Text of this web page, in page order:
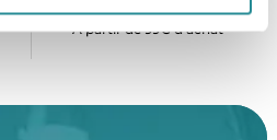
FRAIS DE PORT OFFERTS
À partir de 99€ d’achat*